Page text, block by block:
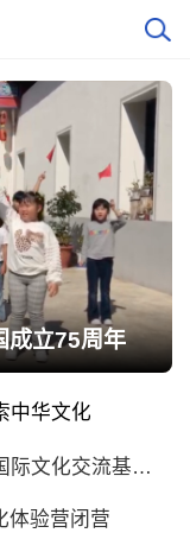
成立75周年
中华文化
80余名华裔青少年走进中国华侨国际文化交流基地体验交流
体验营闭营